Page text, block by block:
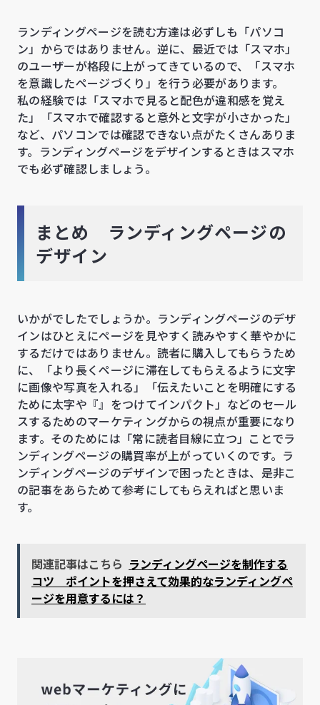
ランディングページを読む方達は必ずしも「パソコ
ン」からではありません。逆に、最近では「スマホ」
のユーザーが格段に上がってきているので、「スマホ
を意識したページづくり」を行う必要があります。
私の経験では「スマホで見ると配色が違和感を覚え
た」「スマホで確認すると意外と文字が小さかった」
など、パソコンでは確認できない点がたくさんありま
す。ランディングページをデザインするときはスマホ
でも必ず確認しましょう。
まとめ ランディングページの
デザイン
いかがでしたでしょうか。ランディングページのデザ
インはひとえにページを見やすく読みやすく華やかに
するだけではありません。読者に購入してもらうため
に、「より長くページに滞在してもらえるように文字
に画像や写真を入れる」「伝えたいことを明確にする
ために太字や『』をつけてインパクト」などのセール
スするためのマーケティングからの視点が重要になり
ます。そのためには「常に読者目線に立つ」ことでラ
ンディングページの購買率が上がっていくのです。ラ
ンディングページのデザインで困ったときは、是非こ
の記事をあらためて参考にしてもらえればと思いま
す。
関連記事はこちら ランディングページを制作する
コツ ポイントを押さえて効果的なランディングペ
ージを用意するには？